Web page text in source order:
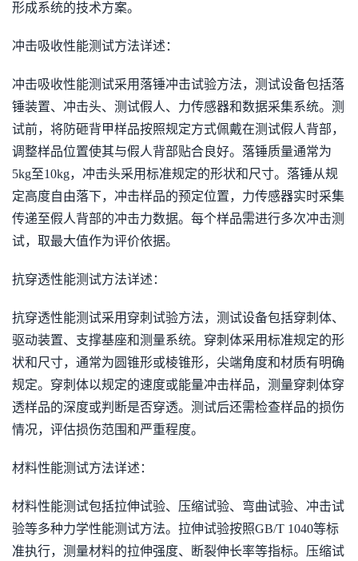
形成系统的技术方案。
冲击吸收性能测试方法详述：
冲击吸收性能测试采用落锤冲击试验方法，测试设备包括落
锤装置、冲击头、测试假人、力传感器和数据采集系统。测
试前，将防砸背甲样品按照规定方式佩戴在测试假人背部，
调整样品位置使其与假人背部贴合良好。落锤质量通常为
5kg至10kg，冲击头采用标准规定的形状和尺寸。落锤从规
定高度自由落下，冲击样品的预定位置，力传感器实时采集
传递至假人背部的冲击力数据。每个样品需进行多次冲击测
试，取最大值作为评价依据。
抗穿透性能测试方法详述：
抗穿透性能测试采用穿刺试验方法，测试设备包括穿刺体、
驱动装置、支撑基座和测量系统。穿刺体采用标准规定的形
状和尺寸，通常为圆锥形或棱锥形，尖端角度和材质有明确
规定。穿刺体以规定的速度或能量冲击样品，测量穿刺体穿
透样品的深度或判断是否穿透。测试后还需检查样品的损伤
情况，评估损伤范围和严重程度。
材料性能测试方法详述：
材料性能测试包括拉伸试验、压缩试验、弯曲试验、冲击试
验等多种力学性能测试方法。拉伸试验按照GB/T 1040等标
准执行，测量材料的拉伸强度、断裂伸长率等指标。压缩试